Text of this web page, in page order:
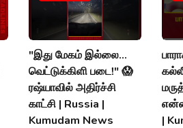
"இது மேகம் இல்லை...
வெட்டுக்கிளி படை!" 😱
ரஷ்யாவில் அதிர்ச்சி
காட்சி | Russia |
Kumudam News
|